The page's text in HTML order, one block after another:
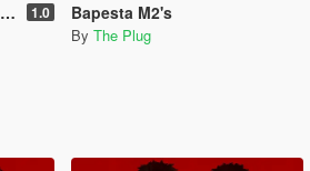
1.0 Bapesta M2's
By The Plug